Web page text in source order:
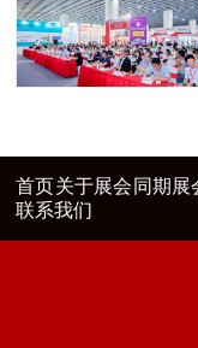
首页关于展会 同期展
联系我们